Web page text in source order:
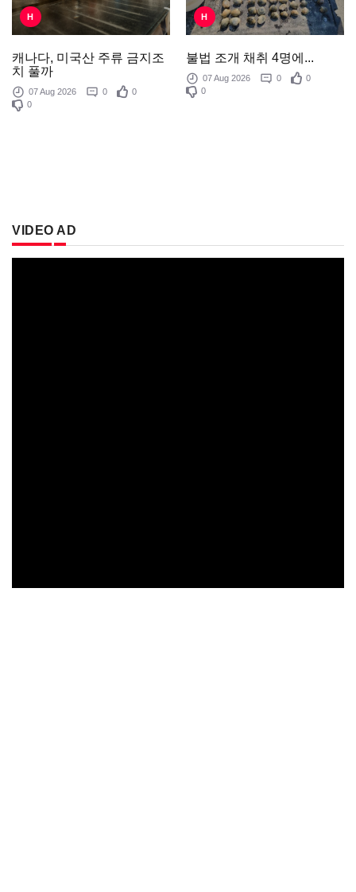
H
캐나다, 미국산 주류 금지조
치 풀까
07 Aug 2026 0
0
0
H
불법 조개 채취 4명에...
07 Aug 2026 0
0
0
VIDEO AD